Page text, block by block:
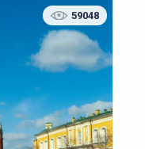
59048